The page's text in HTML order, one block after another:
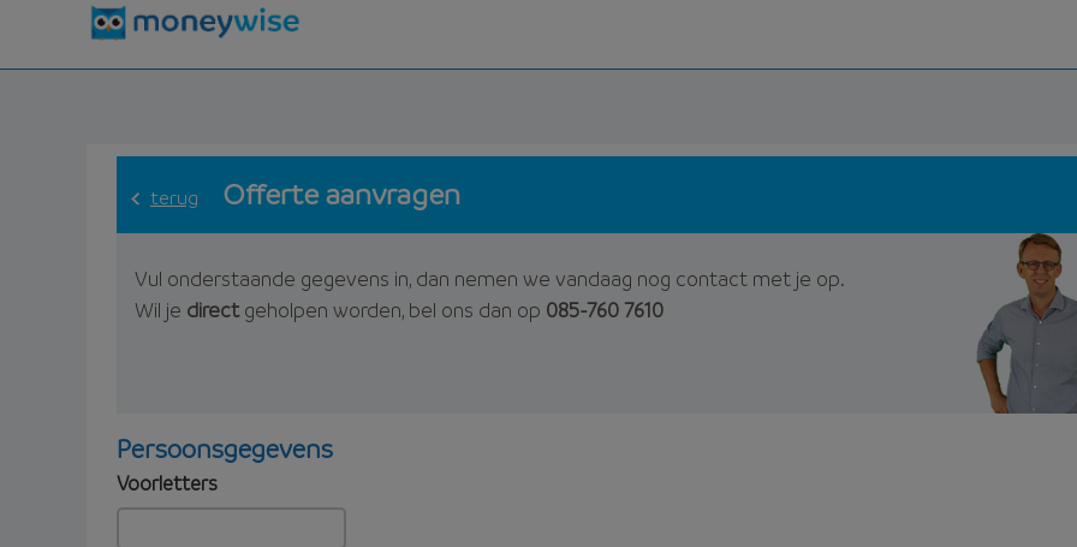
terug Offerte aanvragen
Vul onderstaande gegevens in, dan nemen we vandaag nog contact met je op.
Wil je directgeholpen worden, bel ons dan op 085-760 7610
Persoonsgegevens
Voorletters